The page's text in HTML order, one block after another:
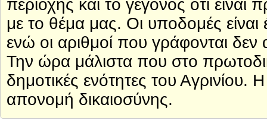
περιοχής και το γεγονός ότι
με το θέμα μας. Οι υποδομές
ενώ οι αριθμοί που γράφονται δεν
Την ώρα μάλιστα που στο
δημοτικές ενότητες του Αγρινίου.
απονομή δικαιοσύνης.